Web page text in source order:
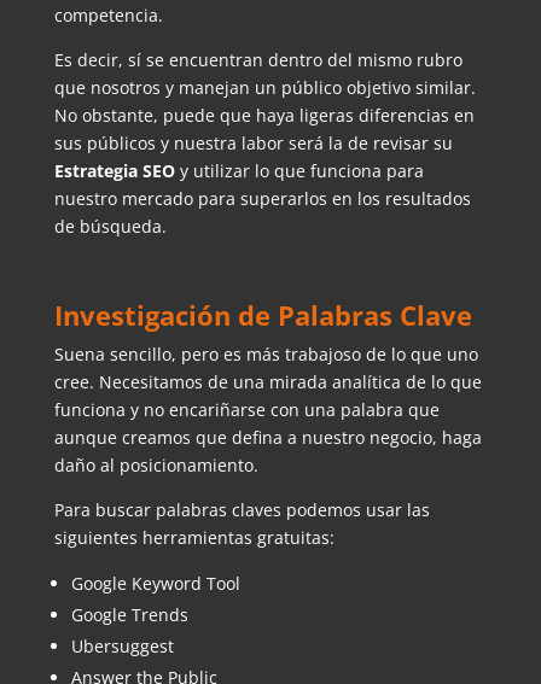
competencia.
Es decir, sí se encuentran dentro del mismo rubro
que nosotros y manejan un público objetivo similar.
No obstante, puede que haya ligeras diferencias en
sus públicos y nuestra labor será la de revisar su
Estrategia SEO y utilizar lo que funciona para
nuestro mercado para superarlos en los resultados
de búsqueda.
Investigación de Palabras Clave
Suena sencillo, pero es más trabajoso de lo que uno
cree. Necesitamos de una mirada analítica de lo que
funciona y no encariñarse con una palabra que
aunque creamos que defina a nuestro negocio, haga
daño al posicionamiento.
Para buscar palabras claves podemos usar las
siguientes herramientas gratuitas:
Google Keyword Tool
Google Trends
Ubersuggest
Answer the Public